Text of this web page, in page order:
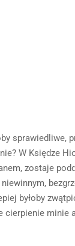
sprawiedliwe,
W Księdze
zostaje
byłoby
cierpienie minie